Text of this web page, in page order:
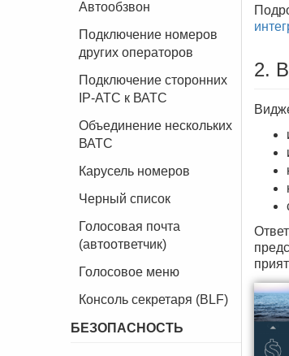
Автообзвон
Подключение номеров
других операторов
Подключение сторонних
IP-АТС к ВАТС
Объединение нескольких
ВАТС
Карусель номеров
Черный список
Голосовая почта
(автоответчик)
Голосовое меню
Консоль секретаря (BLF)
БЕЗОПАСНОСТЬ
2.